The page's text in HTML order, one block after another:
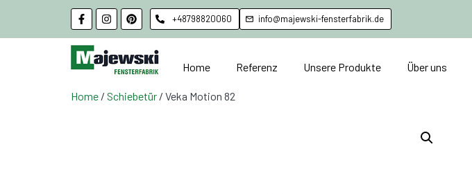
+48798820060 info@majewski-fensterfabrik.de
Home Referenz Unsere Produkte Über uns
Home / Schiebetür / Veka Motion 82